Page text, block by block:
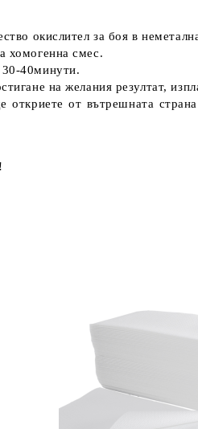
окислител за боя в
хомогенна смес.
30-40минути.
на желания резултат,
от вътрешната